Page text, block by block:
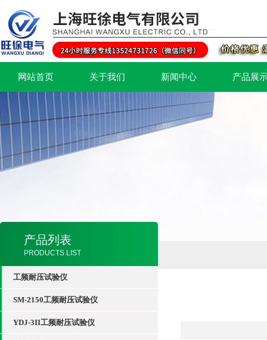
网站首页 关于我们 新闻中心 产品展
产品列表
PRODUCTS LIST
工频耐压试验仪
SM-2150工频耐压试验仪
YDJ-3II工频耐压试验仪